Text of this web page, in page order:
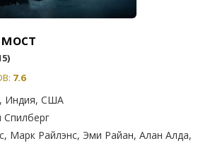
7.6
Индия, США
Спилберг
Марк Райлэнс, Эми Райан, Алан Алда,